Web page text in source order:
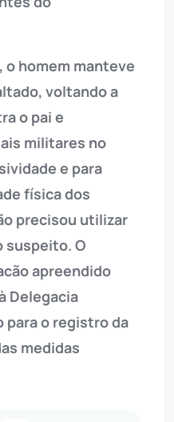
o homem manteve
voltando a
o pai e
militares no
e para
física dos
precisou utilizar
suspeito. O
apreendido
Delegacia
para o registro da
medidas